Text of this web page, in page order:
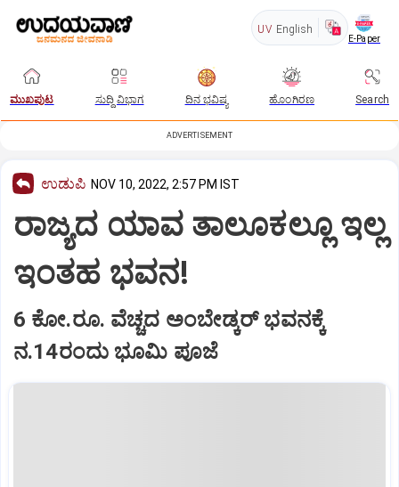
UV English
E-Paper
ಮುಖಪುಟ ಸುದ್ದಿ ವಿಭಾಗ ದಿನ ಭವಿಷ್ಯ ಹೊಂಗಿರಣ Search
ADVERTISEMENT
ಉಡುಪಿ NOV 10, 2022, 2:57 PM IST
ರಾಜ್ಯದ ಯಾವ ತಾಲೂಕಲ್ಲೂ ಇಲ್ಲ
ಇಂತಹ ಭವನ!
6 ಕೋ.ರೂ. ವೆಚ್ಚದ ಅಂಬೇಡ್ಕರ್‌ ಭವನಕ್ಕೆ
ನ.14ರಂದು ಭೂಮಿ ಪೂಜೆ